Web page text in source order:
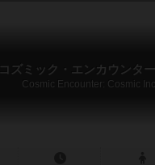
コズミック・エンカウンタ
Cosmic Encounter: Cosmic